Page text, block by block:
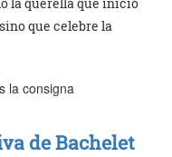
que celebre la
la consigna
de Bachelet